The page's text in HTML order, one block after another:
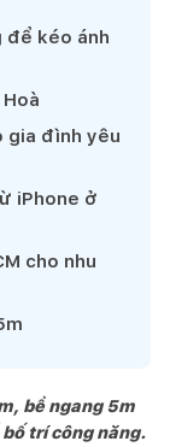
để kéo ánh
gia đình yêu
iPhone ở
cho nhu
bề ngang 5m
trí công năng.